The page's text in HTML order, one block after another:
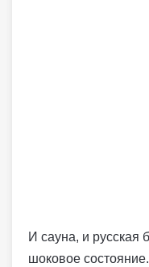
И сауна, и русская
шоковое